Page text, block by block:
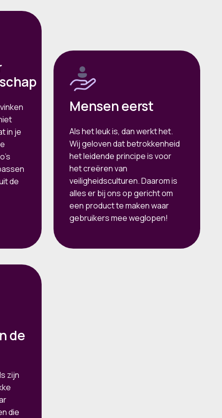
in je
de
Mensen eerst
Als het leuk is, dan werkt het.
Wij geloven dat betrokkenheid
het leidende principe is voor
het creëren van
veiligheidsculturen. Daarom is
alles er bij ons op gericht om
een product te maken waar
gebruikers mee weglopen!
de
zijn
die